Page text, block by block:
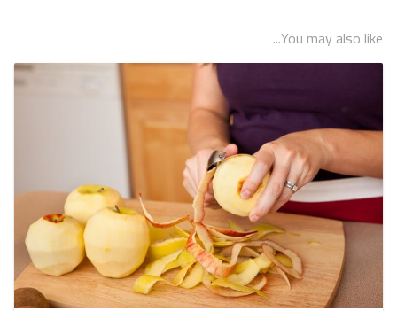
You may also like...